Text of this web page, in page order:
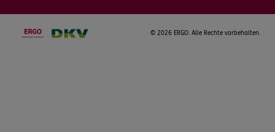
© 2026 ERGO. Alle Rechte vorbehalten.